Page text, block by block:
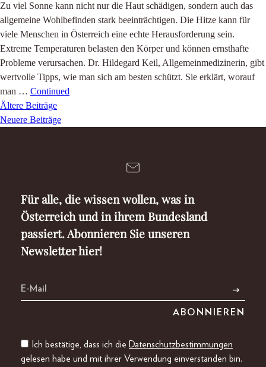
Zu viel Sonne kann nicht nur die Haut schädigen, sondern auch das
allgemeine Wohlbefinden stark beeinträchtigen. Die Hitze kann für
viele Menschen in Österreich eine echte Herausforderung sein.
Extreme Temperaturen belasten den Körper und können ernsthafte
Probleme verursachen. Dr. Hildegard Keil, Allgemeinmedizinerin, gibt
wertvolle Tipps, wie man sich am besten schützt. Sie erklärt, worauf
man … Continued
Beitragsnavigation
Ältere Beiträge
Neuere Beiträge
Für alle, die wissen wollen, was in
Österreich und in ihrem Bundesland
passiert. Abonnieren Sie unseren
Newsletter hier!
Ich bestätige, dass ich die Datenschutzbestimmungen
gelesen habe und mit ihrer Verwendung einverstanden bin.